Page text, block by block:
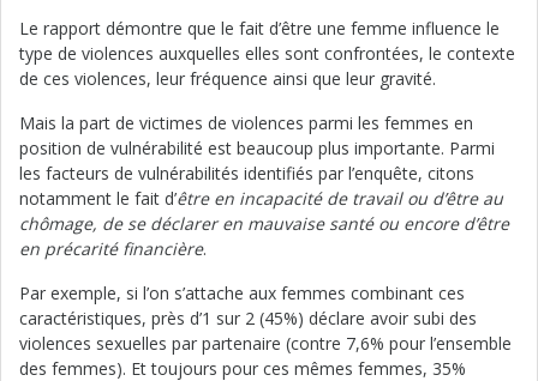
Le rapport démontre que le fait d’être une femme influence le
type de violences auxquelles elles sont confrontées, le contexte
de ces violences, leur fréquence ainsi que leur gravité.
Mais la part de victimes de violences parmi les femmes en
position de vulnérabilité est beaucoup plus importante. Parmi
les facteurs de vulnérabilités identifiés par l’enquête, citons
notamment le fait d’être en incapacité de travail ou d’être au
chômage, de se déclarer en mauvaise santé ou encore d’être
en précarité financière.
Par exemple, si l’on s’attache aux femmes combinant ces
caractéristiques, près d’1 sur 2 (45%) déclare avoir subi des
violences sexuelles par partenaire (contre 7,6% pour l’ensemble
des femmes). Et toujours pour ces mêmes femmes, 35%